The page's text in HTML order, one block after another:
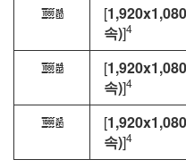
A [
속)]4
B [
속)]4
C [
속)]4